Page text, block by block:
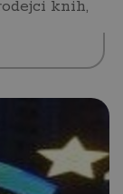
knih,